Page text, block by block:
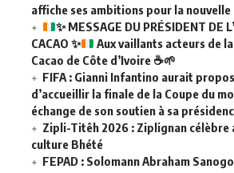
affiche ses ambitions pour la nouvelle
✨MESSAGE DU PRÉSIDENT DE
CACAO ✨
Aux vaillants acteurs de
Cacao de Côte d’Ivoire ☕🌱
FIFA : Gianni Infantino aurait
d’accueillir la finale de la Coupe du
échange de son soutien à sa
Zipli-Titêh 2026 : Ziplignan célèbre
culture Bhété
FEPAD : Solomann Abraham